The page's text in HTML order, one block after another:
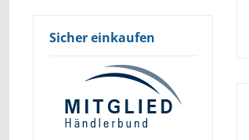
Sicher einkaufen